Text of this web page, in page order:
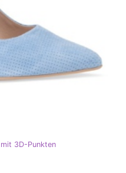
3D-Punkten